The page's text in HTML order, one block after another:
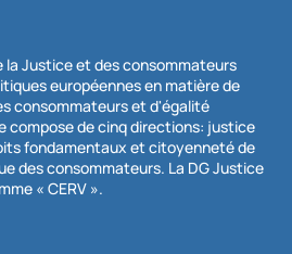
la Justice et des consommateurs
européennes en matière de
consommateurs et d'égalité
compose de cinq directions: justice
fondamentaux et citoyenneté de
des consommateurs. La DG Justice
« CERV ».